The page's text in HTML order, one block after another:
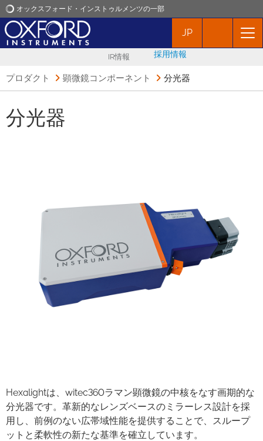
オックスフォード・インストゥルメンツの一部
オックスフォード・インストゥルメンツ
お問い合わせ
JP
IR情報 採用情報
プロダクト 顕微鏡コンポーネント 分光器
分光器
Hexalightは、witec360ラマン顕微鏡の中核をなす画期的な
分光器です。革新的なレンズベースのミラーレス設計を採
用し、前例のない広帯域性能を提供することで、スループ
ットと柔軟性の新たな基準を確立しています。